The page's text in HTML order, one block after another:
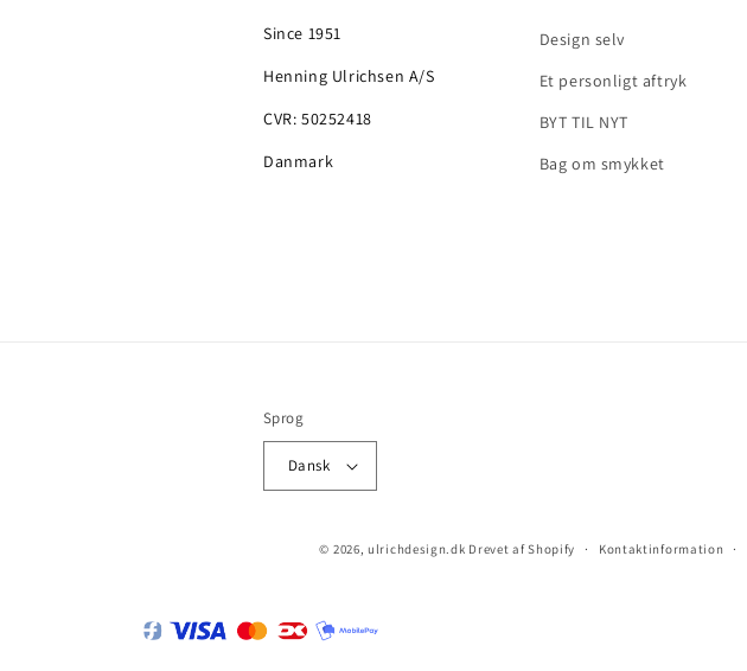
Since 1951
Henning Ulrichsen A/S
CVR: 50252418
Danmark
Design selv
Et personligt aftryk
BYT TIL NYT
Bag om smykket
Sprog
Dansk
© 2026,ulrichdesign.dk Drevet af Shopify Kontaktinformation